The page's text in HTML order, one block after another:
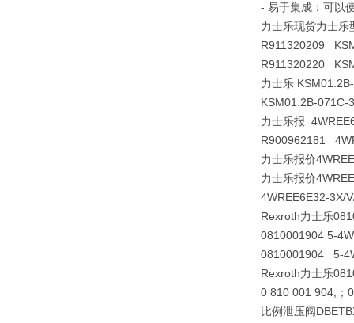
- 易于集成：可以
力士乐现货力士
R911320209
R911320220
力士乐
KSM01.2B-071C-
力士乐报
R900962181
力士乐报价
力士乐报价
4WREE6E32-3X/
Rexroth力士乐
0810001904 5-
0810001904 5-
Rexroth力士乐
0 810 001 904,；
比例泄压阀